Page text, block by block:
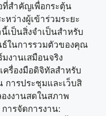
ที่สำคัญเพื่อกระตุ้น
ว่างผู้เข้าร่วมระยะ
เป็นสิ่งจำเป็นสำหรับ
ในการรวมตัวของคุณ
งานเสมือนจริง
ครื่องมือดิจิทัลสำหรับ
การประชุมและเว็บสิ
งงานสดในสภาพ
ารจัดการงาน: